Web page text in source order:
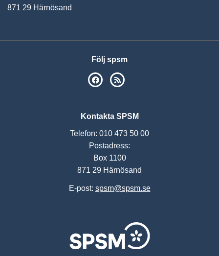
871 29 Härnösand
Följ spsm
SPSM på Facebook
Kontakta SPSM
Telefon: 010 473 50 00
Postadress:
Box 1100
871 29 Härnösand
E-post: spsm@spsm.se